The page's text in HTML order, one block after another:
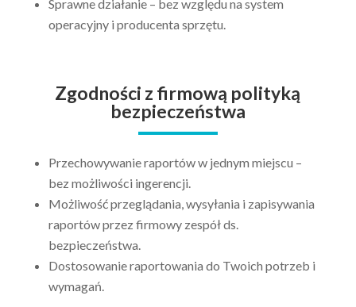
Sprawne działanie – bez względu na system
operacyjny i producenta sprzętu.
Zgodności z firmową polityką
bezpieczeństwa
Przechowywanie raportów w jednym miejscu –
bez możliwości ingerencji.
Możliwość przeglądania, wysyłania i zapisywania
raportów przez firmowy zespół ds.
bezpieczeństwa.
Dostosowanie raportowania do Twoich potrzeb i
wymagań.